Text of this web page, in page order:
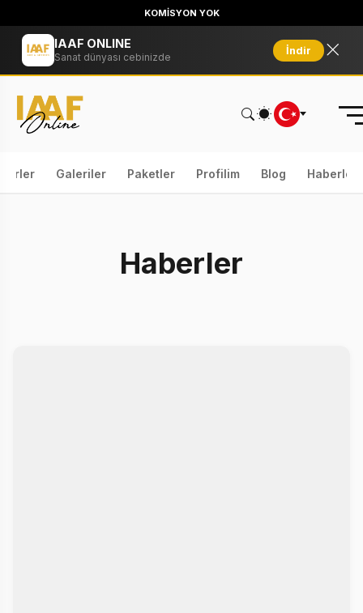
KOMİSYON YOK
IAAF ONLINE
Sanat dünyası cebinizde
İndir
Galeriler Paketler Profilim Blog Haberler
Haberler